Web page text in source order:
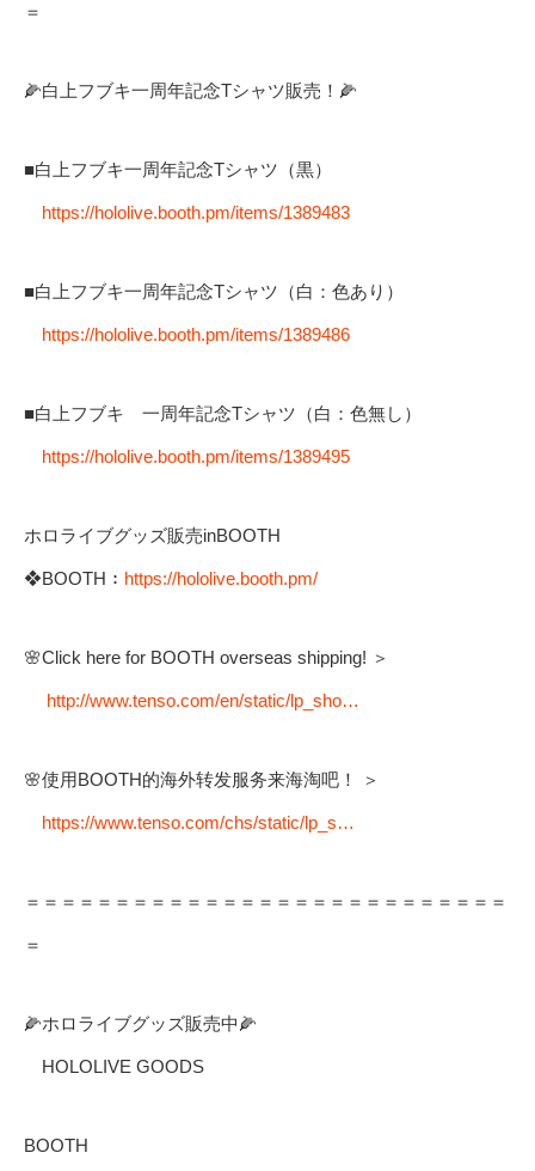
＝
🌽白上フブキ一周年記念Tシャツ販売！🌽
■白上フブキ一周年記念Tシャツ（黒）
https://hololive.booth.pm/items/1389483
■白上フブキ一周年記念Tシャツ（白：色あり）
https://hololive.booth.pm/items/1389486
■白上フブキ 一周年記念Tシャツ（白：色無し）
https://hololive.booth.pm/items/1389495
ホロライブグッズ販売inBOOTH
❖BOOTH： https://hololive.booth.pm/
🌸Click here for BOOTH overseas shipping! ＞
http://www.tenso.com/en/static/lp_sho…
🌸使用BOOTH的海外转发服务来海淘吧！ ＞
https://www.tenso.com/chs/static/lp_s…
＝＝＝＝＝＝＝＝＝＝＝＝＝＝＝＝＝＝＝＝＝＝＝＝＝＝＝
＝
🌽ホロライブグッズ販売中🌽
HOLOLIVE GOODS
BOOTH